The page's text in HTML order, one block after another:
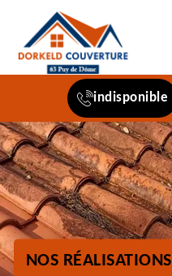
indisponible
NOS RÉALISATIONS